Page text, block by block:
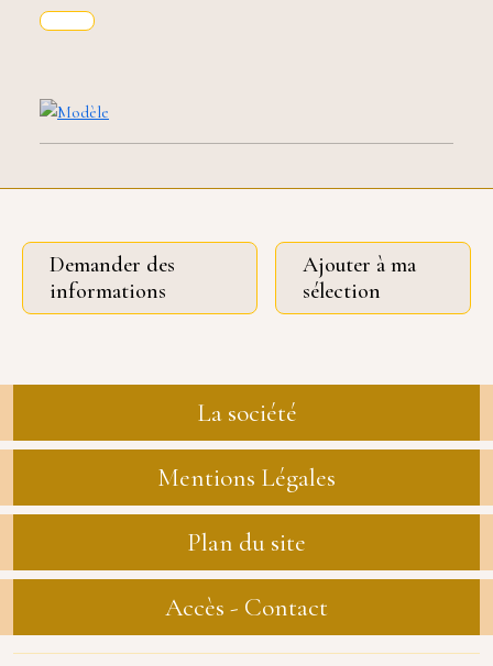
Demander des
informations
Ajouter à ma
sélection
La société
Mentions Légales
Plan du site
Accès - Contact